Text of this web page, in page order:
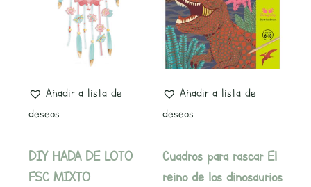
Añadir a lista de
deseos
DIY HADA DE LOTO
FSC MIXTO
Añadir a lista de
deseos
Cuadros para rascar El
reino de los dinosaurios